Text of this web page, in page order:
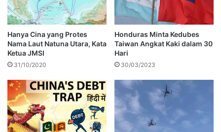
Hanya Cina yang Protes
Nama Laut Natuna Utara, Kata
Ketua JMSI
31/10/2020
Honduras Minta Kedubes
Taiwan Angkat Kaki dalam 30
Hari
30/03/2023